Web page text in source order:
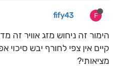
F
fify43
הימור זה ניחוש מזג אוויר זה
קיים אין צפי לחורף יבש סיכוי
מציאותי?